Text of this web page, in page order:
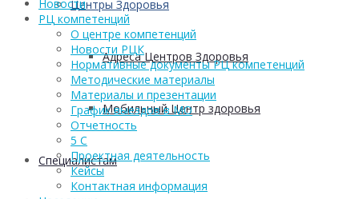
Центры Здоровья
Адреса Центров Здоровья
Мобильный Центр здоровья
Cпециалистам
Новости
РЦ компетенций
О центре компетенций
Новости РЦК
Нормативные документы РЦ компетенций
Методические материалы
Материалы и презентации
График выездов в МО
Отчетность
5 С
Проектная деятельность
Кейсы
Контактная информация